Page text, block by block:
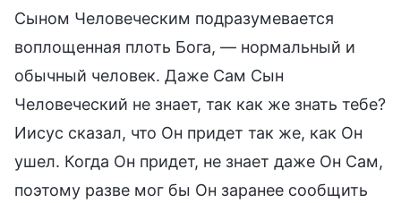
Сыном Человеческим подразумевается
воплощенная плоть Бога, — нормальный и
обычный человек. Даже Сам Сын
Человеческий не знает, так как же знать тебе?
Иисус сказал, что Он придет так же, как Он
ушел. Когда Он придет, не знает даже Он Сам,
поэтому разве мог бы Он заранее сообщить